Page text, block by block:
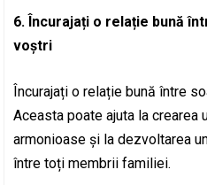
6. Încurajați o relație bună
voștri
Încurajați o relație bună între
Aceasta poate ajuta la
armonioase și la dezvoltarea
între toți membrii familiei.